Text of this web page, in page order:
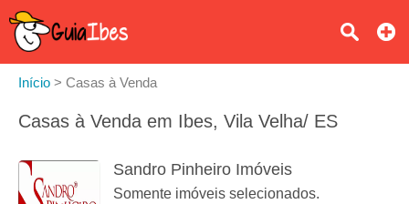
Início > Casas à Venda
Casas à Venda em Ibes, Vila Velha/ ES
Sandro Pinheiro Imóveis
Somente imóveis selecionados.